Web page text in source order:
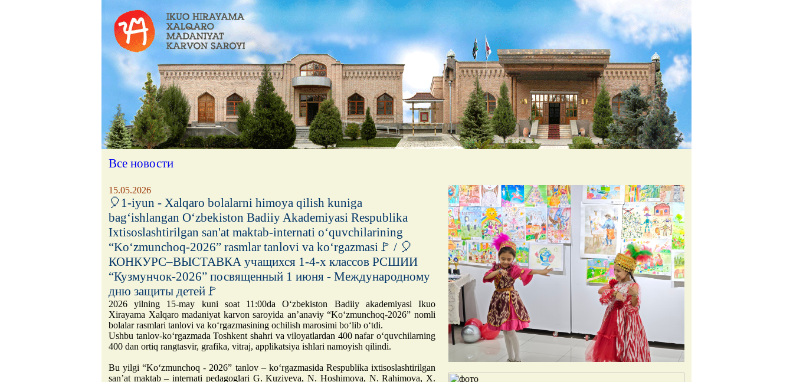
Все новости
15.05.2026
🎈1-iyun - Xalqaro bolalarni himoya qilish kuniga
bag‘ishlangan O‘zbekiston Badiiy Akademiyasi Respublika
Ixtisoslashtirilgan san'at maktab-internati o‘quvchilarining
“Ko‘zmunchoq-2026” rasmlar tanlovi va ko‘rgazmasi🚩 / 🎈
КОНКУРС–ВЫСТАВКА учащихся 1-4-х классов РСШИИ
“Кузмунчок-2026” посвященный 1 июня - Международному
дню защиты детей🚩
2026 yilning 15-may kuni soat 11:00da O‘zbekiston Badiiy akademiyasi Ikuo
Xirayama Xalqaro madaniyat karvon saroyida an’anaviy “Ko‘zmunchoq-2026” nomli
bolalar rasmlari tanlovi va ko‘rgazmasining ochilish marosimi bo‘lib o‘tdi.
Ushbu tanlov-ko‘rgazmada Toshkent shahri va viloyatlardan 400 nafar o‘quvchilarning
400 dan ortiq rangtasvir, grafika, vitraj, applikatsiya ishlari namoyish qilindi.
Bu yilgi “Ko‘zmunchoq - 2026” tanlov – ko‘rgazmasida Respublika ixtisoslashtirilgan
san’at maktab – internati pedagoglari G. Kuziyeva, N. Hoshimova, N. Rahimova, X.